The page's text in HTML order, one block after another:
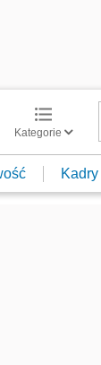
Kategorie
Kadry